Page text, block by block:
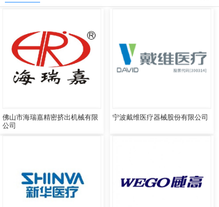
佛山市海瑞嘉精密挤出机械有限
公司
宁波戴维医疗器械股份有限公司